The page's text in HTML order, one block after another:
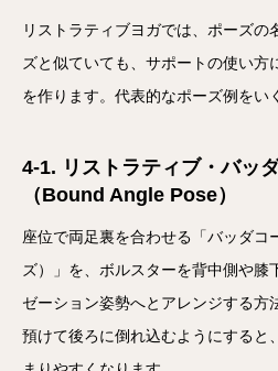
リストラティブヨガでは、ポーズの
ズと似ていても、サポートの使い方
を作ります。代表的なポーズ例をい
4-1. リストラティブ・バッ
（Bound Angle Pose）
座位で両足裏を合わせる「バッダコ
ズ）」を、ボルスターを背中側や膝
ゼーション姿勢へとアレンジする方
預けて後ろに倒れ込むようにすると